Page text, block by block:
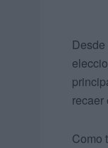
recaer
Como